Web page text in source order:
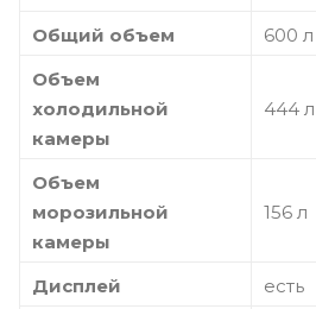
Общий объем
600 л
Объем
холодильной
камеры
444 л
Объем
морозильной
камеры
156 л
Дисплей
есть